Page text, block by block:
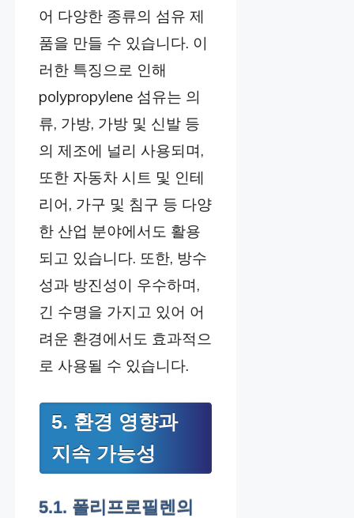
어 다양한 종류의 섬유 제
품을 만들 수 있습니다. 이
러한 특징으로 인해
polypropylene 섬유는 의
류, 가방, 가방 및 신발 등
의 제조에 널리 사용되며,
또한 자동차 시트 및 인테
리어, 가구 및 침구 등 다양
한 산업 분야에서도 활용
되고 있습니다. 또한, 방수
성과 방진성이 우수하며,
긴 수명을 가지고 있어 어
려운 환경에서도 효과적으
로 사용될 수 있습니다.
5. 환경 영향과
지속 가능성
5.1. 폴리프로필렌의